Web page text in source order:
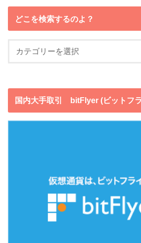
どこを検索するのよ？
国内大手取引 bitFlyer (ビットフ